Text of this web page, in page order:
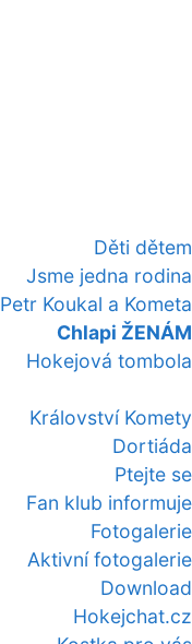
Děti dětem
Jsme jedna rodina
Petr Koukal a Kometa
Chlapi ŽENÁM
Hokejová tombola
Království Komety
Dortiáda
Ptejte se
Fan klub informuje
Fotogalerie
Aktivní fotogalerie
Download
Hokejchat.cz